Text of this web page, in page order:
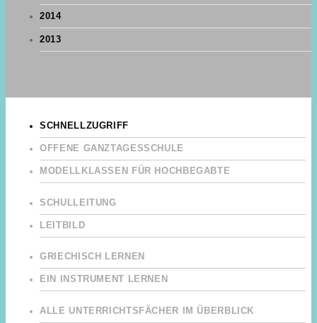
2014
2013
SCHNELLZUGRIFF
OFFENE GANZTAGESSCHULE
MODELLKLASSEN FÜR HOCHBEGABTE
SCHULLEITUNG
LEITBILD
GRIECHISCH LERNEN
EIN INSTRUMENT LERNEN
ALLE UNTERRICHTSFÄCHER IM ÜBERBLICK